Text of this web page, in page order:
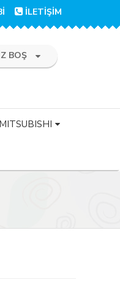
İLETİŞİM
BOŞ
MITSUBISHI